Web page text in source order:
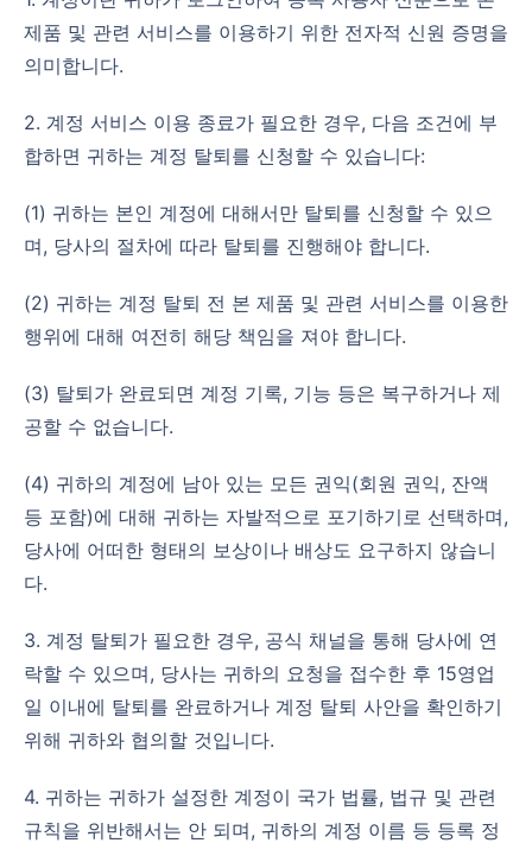
제품 및 관련 서비스를 이용하기 위한 전자적 신원 증명을
의미합니다.
2. 계정 서비스 이용 종료가 필요한 경우, 다음 조건에 부
합하면 귀하는 계정 탈퇴를 신청할 수 있습니다:
(1) 귀하는 본인 계정에 대해서만 탈퇴를 신청할 수 있으
며, 당사의 절차에 따라 탈퇴를 진행해야 합니다.
(2) 귀하는 계정 탈퇴 전 본 제품 및 관련 서비스를 이용한
행위에 대해 여전히 해당 책임을 져야 합니다.
(3) 탈퇴가 완료되면 계정 기록, 기능 등은 복구하거나 제
공할 수 없습니다.
(4) 귀하의 계정에 남아 있는 모든 권익(회원 권익, 잔액
등 포함)에 대해 귀하는 자발적으로 포기하기로 선택하며,
당사에 어떠한 형태의 보상이나 배상도 요구하지 않습니
다.
3. 계정 탈퇴가 필요한 경우, 공식 채널을 통해 당사에 연
락할 수 있으며, 당사는 귀하의 요청을 접수한 후 15영업
일 이내에 탈퇴를 완료하거나 계정 탈퇴 사안을 확인하기
위해 귀하와 협의할 것입니다.
4. 귀하는 귀하가 설정한 계정이 국가 법률, 법규 및 관련
규칙을 위반해서는 안 되며, 귀하의 계정 이름 등 등록 정